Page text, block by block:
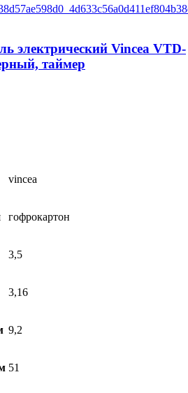
электрический Vincea VTD-
таймер
vincea
гофрокартон
3,5
3,16
9,2
51